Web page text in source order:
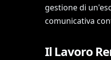
gestione di
comunicativa
Il Lavoro